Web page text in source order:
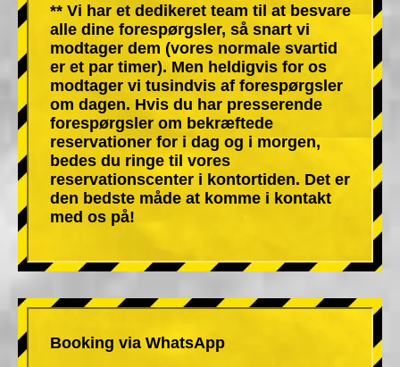
** Vi har et dedikeret team til at besvare
alle dine forespørgsler, så snart vi
modtager dem (vores normale svartid
er et par timer). Men heldigvis for os
modtager vi tusindvis af forespørgsler
om dagen. Hvis du har presserende
forespørgsler om bekræftede
reservationer for i dag og i morgen,
bedes du ringe til vores
reservationscenter i kontortiden. Det er
den bedste måde at komme i kontakt
med os på!
Booking via WhatsApp